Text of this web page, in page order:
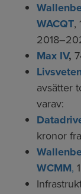
WACQT,
Max IV,
avsätter
varav:
kronor
WCMM,